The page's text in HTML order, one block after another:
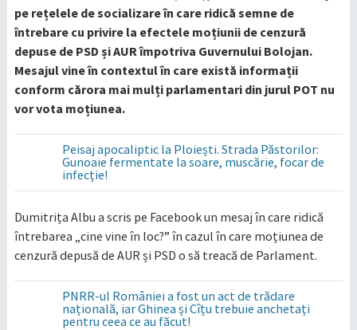
pe rețelele de socializare în care ridică semne de
întrebare cu privire la efectele moțiunii de cenzură
depuse de PSD și AUR împotriva Guvernului Bolojan.
Mesajul vine în contextul în care există informații
conform cărora mai mulți parlamentari din jurul POT nu
vor vota moțiunea.
Peisaj apocaliptic la Ploiești. Strada Păstorilor:
Gunoaie fermentate la soare, muscărie, focar de
infecție!
Dumitrița Albu a scris pe Facebook un mesaj în care ridică
întrebarea „cine vine în loc?” în cazul în care moțiunea de
cenzură depusă de AUR și PSD o să treacă de Parlament.
PNRR-ul României a fost un act de trădare
națională, iar Ghinea și Cîțu trebuie anchetați
pentru ceea ce au făcut!